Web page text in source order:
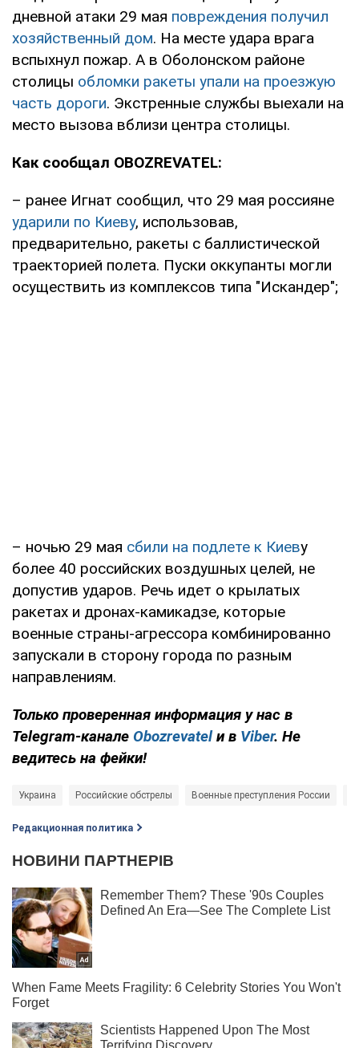
дневной атаки 29 мая повреждения получил
хозяйственный дом. На месте удара врага
вспыхнул пожар. А в Оболонском районе
столицы обломки ракеты упали на проезжую
часть дороги. Экстренные службы выехали на
место вызова вблизи центра столицы.
Как сообщал OBOZREVATEL:
– ранее Игнат сообщил, что 29 мая россияне
ударили по Киеву, использовав,
предварительно, ракеты с баллистической
траекторией полета. Пуски оккупанты могли
осуществить из комплексов типа "Искандер";
– ночью 29 мая сбили на подлете к Киеву
более 40 российских воздушных целей, не
допустив ударов. Речь идет о крылатых
ракетах и дронах-камикадзе, которые
военные страны-агрессора комбинированно
запускали в сторону города по разным
направлениям.
Только проверенная информация у нас в
Telegram-канале Obozrevatelи в Viber. Не
ведитесь на фейки!
Украина Российские обстрелы Военные преступления России
Редакционная политика